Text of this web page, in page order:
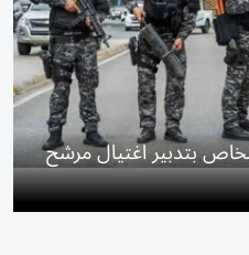
سابق.. اتهام 7 أشخاص بتدبير اغتيال مرشح